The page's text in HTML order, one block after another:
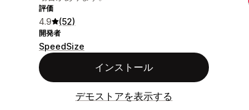
評価
4.9 (52)
開発者
SpeedSize
インストール
デモストアを表示する